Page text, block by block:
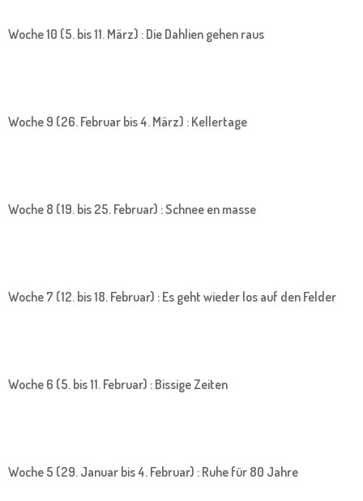
Woche 10 (5. bis 11. März) : Die Dahlien gehen raus
Woche 9 (26. Februar bis 4. März) : Kellertage
Woche 8 (19. bis 25. Februar) : Schnee en masse
Woche 7 (12. bis 18. Februar) : Es geht wieder los auf den Felder
Woche 6 (5. bis 11. Februar) : Bissige Zeiten
Woche 5 (29. Januar bis 4. Februar) : Ruhe für 80 Jahre